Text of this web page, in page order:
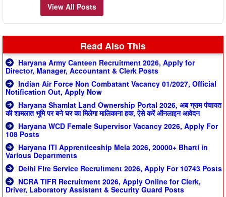
View All Posts
Read Also This
Haryana Army Canteen Recruitment 2026, Apply for
Director, Manager, Accountant & Clerk Posts
Indian Air Force Non Combatant Vacancy 01/2027, Official
Notification Out, Apply Now
Haryana Shamlat Land Ownership Portal 2026, अब ग्राम पंचायत
की शामलात भूमि पर बने घर का मिलेगा मालिकाना हक, ऐसे करें ऑनलाइन आवेदन
Haryana WCD Female Supervisor Vacancy 2026, Apply For
108 Posts
Haryana ITI Apprenticeship Mela 2026, 20000+ Bharti in
Various Departments
Delhi Fire Service Recruitment 2026, Apply For 10743 Posts
NCRA TIFR Recruitment 2026, Apply Online for Clerk,
Driver, Laboratory Assistant & Security Guard Posts